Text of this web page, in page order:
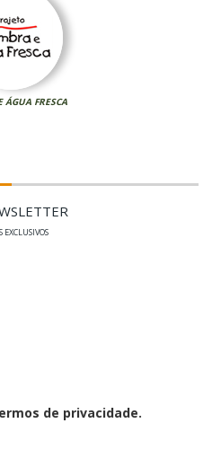
ÁGUA FRESCA
EXCLUSIVOS
de privacidade.